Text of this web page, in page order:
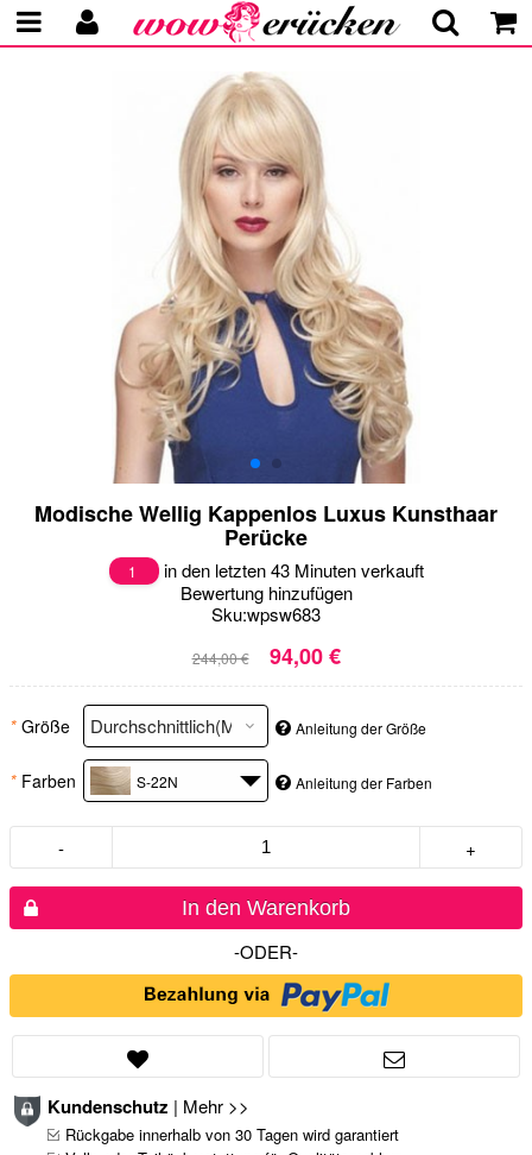
Modische Wellig Kappenlos Luxus Kunsthaar
Perücke
1
in den letzten 43 Minuten verkauft
Bewertung hinzufügen
Sku:wpsw683
244,00 € 94,00 €
* Größe Anleitung der Größe
* Farben S-22N Anleitung der Farben
- +
In den Warenkorb
-ODER-
Kundenschutz | Mehr >>
Rückgabe innerhalb von 30 Tagen wird garantiert